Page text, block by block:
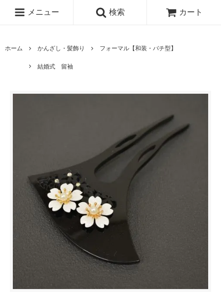
メニュー 検索 カート
ホーム かんざし・髪飾り フォーマル【和装・バチ型】
結婚式 留袖